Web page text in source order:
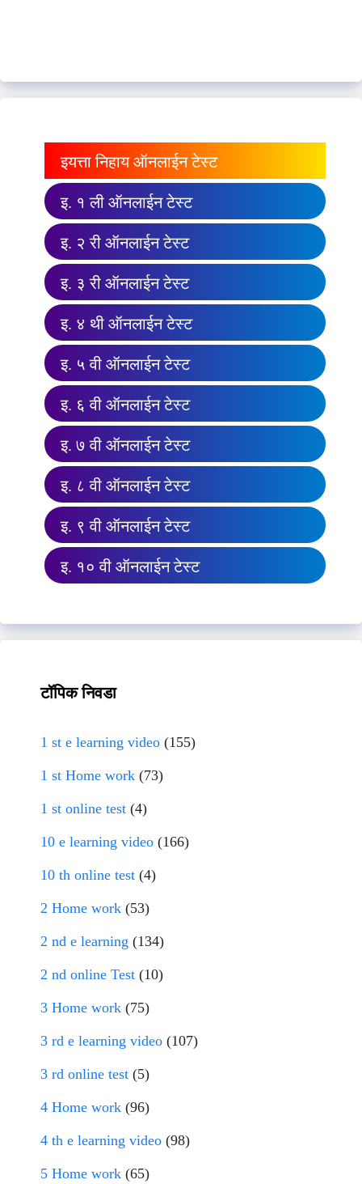
इयत्ता निहाय ऑनलाईन टेस्ट
इ. १ ली ऑनलाईन टेस्ट
इ. २ री ऑनलाईन टेस्ट
इ. ३ री ऑनलाईन टेस्ट
इ. ४ थी ऑनलाईन टेस्ट
इ. ५ वी ऑनलाईन टेस्ट
इ. ६ वी ऑनलाईन टेस्ट
इ. ७ वी ऑनलाईन टेस्ट
इ. ८ वी ऑनलाईन टेस्ट
इ. ९ वी ऑनलाईन टेस्ट
इ. १० वी ऑनलाईन टेस्ट
टॉपिक निवडा
1 st e learning video (155)
1 st Home work (73)
1 st online test (4)
10 e learning video (166)
10 th online test (4)
2 Home work (53)
2 nd e learning (134)
2 nd online Test (10)
3 Home work (75)
3 rd e learning video (107)
3 rd online test (5)
4 Home work (96)
4 th e learning video (98)
5 Home work (65)